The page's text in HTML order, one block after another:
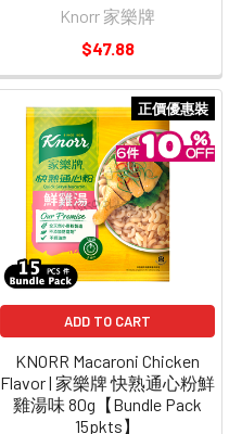
Knorr 家樂牌
$47.88
正價優惠裝
ADD TO CART
KNORR Macaroni Chicken
Flavor | 家樂牌 快熟通心粉鮮
雞湯味 80g【Bundle Pack
15pkts】